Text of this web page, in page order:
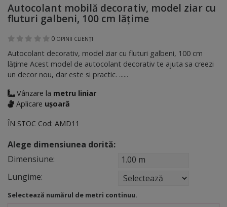
Autocolant mobilă decorativ, model ziar cu
fluturi galbeni, 100 cm lățime
0 OPINII CLIENȚI
Autocolant decorativ, model ziar cu fluturi galbeni, 100 cm
lățime Acest model de autocolant decorativ te ajuta sa creezi
un decor nou, dar este si practic. ......
Vânzare la metru liniar
Aplicare ușoară
ÎN STOC Cod: AMD11
Alege dimensiunea dorită:
Dimensiune:
1.00 m
Lungime:
Selectează numărul de metri continuu.